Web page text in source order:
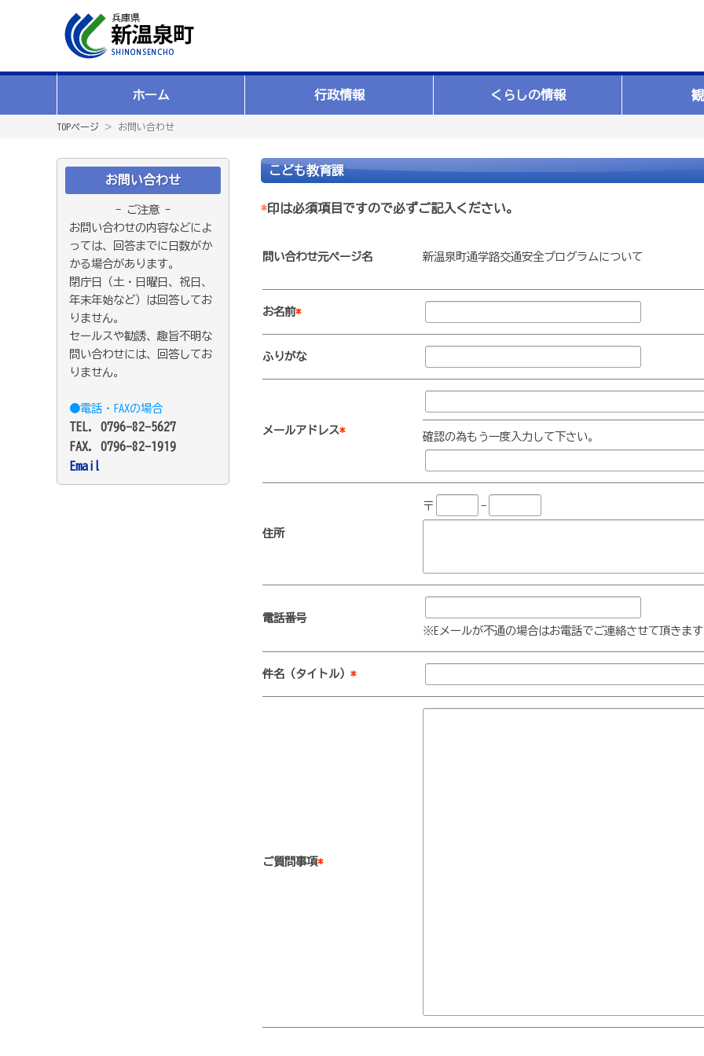
ホーム 行政情報 くらしの情報
TOPページ ＞ お問い合わせ
お問い合わせ
- ご注意 -
お問い合わせの内容などによ
っては、回答までに日数がか
かる場合があります。
閉庁日（土・日曜日、祝日、
年末年始など）は回答してお
りません。
セールスや勧誘、趣旨不明な
問い合わせには、回答してお
りません。
●電話・FAXの場合
TEL. 0796-82-5627
FAX. 0796-82-1919
Email
こども教育課
*印は必須項目ですので必ずご記入ください。
問い合わせ元ページ名 新温泉町通学路交通安全プログラムについて
お名前*
ふりがな
メールアドレス*
確認の為もう一度入力して下さい。
住所
〒 -
電話番号
※Eメールが不通の場合はお電話でご連絡させて頂きま
件名（タイトル） *
ご質問事項*